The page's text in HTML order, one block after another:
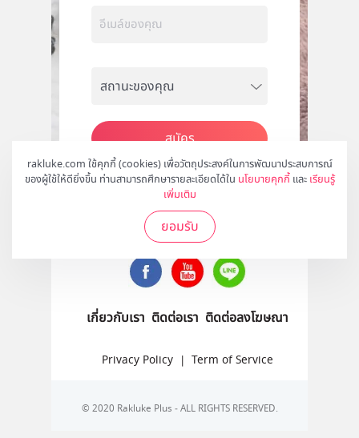
rakluke.com ใช้คุกกี้ (cookies) เพื่อวัตถุประสงค์ในการพัฒนาประสบการณ์
ของผู้ใช้ให้ดียิ่งขึ้น ท่านสามารถศึกษารายละเอียดได้ใน นโยบายคุกกี้ และ เรียนรู้
เพิ่มเติม
ยอมรับ
สมัคร
ติดตามเราได้ที่
เกี่ยวกับเรา ติดต่อเรา ติดต่อลงโฆษณา
Privacy Policy | Term of Service
© 2020 Rakluke Plus - ALL RIGHTS RESERVED.